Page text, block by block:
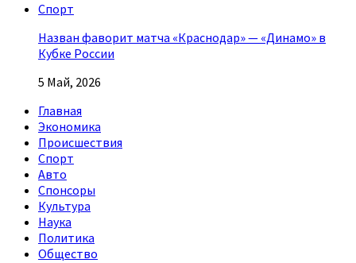
Спорт
Назван фаворит матча «Краснодар» — «Динамо» в
Кубке России
5 Май, 2026
Главная
Экономика
Происшествия
Спорт
Авто
Спонсоры
Культура
Наука
Политика
Общество